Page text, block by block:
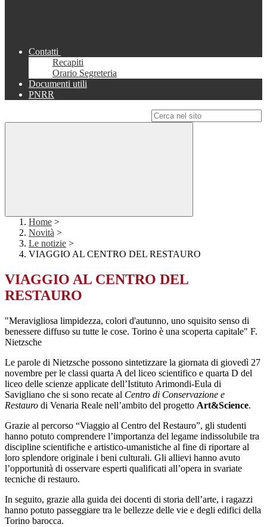
Contatti
Recapiti
Orario Segreteria
Documenti utili
PNRR
Home >
Novità >
Le notizie >
VIAGGIO AL CENTRO DEL RESTAURO
VIAGGIO AL CENTRO DEL
RESTAURO
"Meravigliosa limpidezza, colori d'autunno, uno squisito senso di
benessere diffuso su tutte le cose. Torino è una scoperta capitale" F.
Nietzsche
Le parole di Nietzsche possono sintetizzare la giornata di giovedì 27
novembre per le classi quarta A del liceo scientifico e quarta D del
liceo delle scienze applicate dell’Istituto Arimondi-Eula di
Savigliano che si sono recate al Centro di Conservazione e
Restauro di Venaria Reale nell’ambito del progetto Art&Science.
Grazie al percorso “Viaggio al Centro del Restauro”, gli studenti
hanno potuto comprendere l’importanza del legame indissolubile tra
discipline scientifiche e artistico-umanistiche al fine di riportare al
loro splendore originale i beni culturali. Gli allievi hanno avuto
l’opportunità di osservare esperti qualificati all’opera in svariate
tecniche di restauro.
In seguito, grazie alla guida dei docenti di storia dell’arte, i ragazzi
hanno potuto passeggiare tra le bellezze delle vie e degli edifici della
Torino barocca.